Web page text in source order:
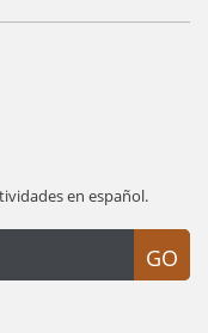
en español.
GO